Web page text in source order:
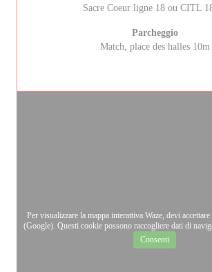
Sacre Coeur ligne 18 ou CITL
Parcheggio
Match, place des halles 10m
Per visualizzare la mappa interattiva Waze, devi
(Google). Questi cookie possono raccogliere dati di
Consenti